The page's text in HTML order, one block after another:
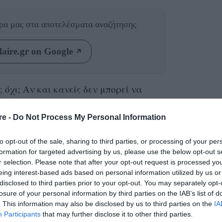
- Do Not Process My Personal Information
opt-out of the sale, sharing to third parties, or processing of your
for targeted advertising by us, please use the below opt-out
selection. Please note that after your opt-out request is processed
interest-based ads based on personal information utilized by us
to third parties prior to your opt-out. You may separately
of your personal information by third parties on the IAB’s list of
This information may also be disclosed by us to third parties on the
Participants that may further disclose it to other third parties.
μας στα αποτελέσματα αναζήτησης
on Google
όχι; Αν και κανείς δεν μπορεί να
του
τι θέλει και τι είναι αυτό που την
αυτή τη γνώση στον σύντροφό
παράγοντες που αποκαλύπτεται ότι
ευχαρίστηση της γυναίκας.
έρευνα που πραγματοποιήθηκε σε
σταθερή σχέση. Οι ερευνητές από το
δεδομένα όπως η ένταση του οργασμού, η